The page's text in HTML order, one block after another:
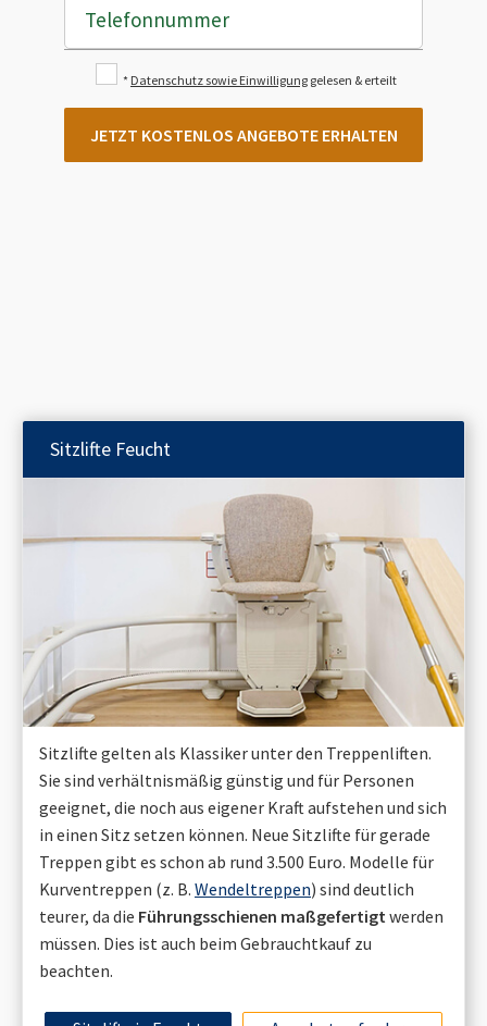
Telefonnummer
* Datenschutz sowie Einwilligung gelesen & erteilt
JETZT KOSTENLOS ANGEBOTE ERHALTEN
Sitzlifte Feucht
Sitzlifte gelten als Klassiker unter den Treppenliften.
Sie sind verhältnismäßig günstig und für Personen
geeignet, die noch aus eigener Kraft aufstehen und sich
in einen Sitz setzen können. Neue Sitzlifte für gerade
Treppen gibt es schon ab rund 3.500 Euro. Modelle für
Kurventreppen (z. B. Wendeltreppen) sind deutlich
teurer, da die Führungsschienen maßgefertigt werden
müssen. Dies ist auch beim Gebrauchtkauf zu
beachten.